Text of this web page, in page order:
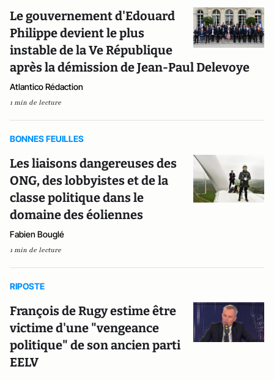
Le gouvernement d'Edouard
Philippe devient le plus
instable de la Ve République
après la démission de Jean-Paul Delevoye
Atlantico Rédaction
1 min de lecture
BONNES FEUILLES
Les liaisons dangereuses des
ONG, des lobbyistes et de la
classe politique dans le
domaine des éoliennes
Fabien Bouglé
1 min de lecture
RIPOSTE
François de Rugy estime être
victime d'une "vengeance
politique" de son ancien parti
EELV